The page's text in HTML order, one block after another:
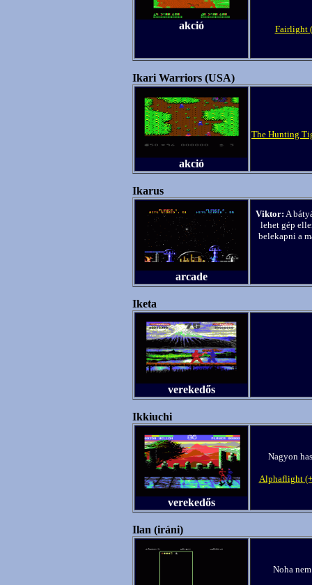
akció Fairlight
Ikari Warriors (USA)
akció
The Hunting
Ikarus
arcade
Viktor: A
lehet gép
belekapni a
Iketa
verekedős
Ikkiuchi
verekedős
Nagyon
Alphaflight
Ilan (iráni)
Noha